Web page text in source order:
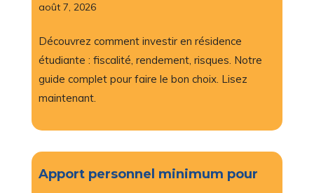
août 7, 2026
Découvrez comment investir en résidence
étudiante : fiscalité, rendement, risques. Notre
guide complet pour faire le bon choix. Lisez
maintenant.
Apport personnel minimum pour